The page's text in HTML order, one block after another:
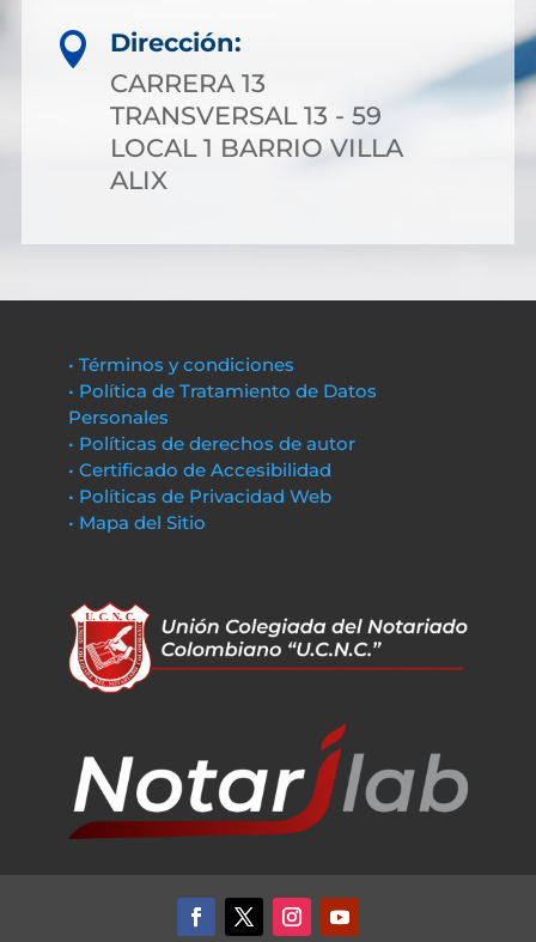

Dirección:
CARRERA 13
TRANSVERSAL 13 - 59
LOCAL 1 BARRIO VILLA
ALIX
• Términos y condiciones
• Política de Tratamiento de Datos
Personales
• Políticas de derechos de autor
• Certificado de Accesibilidad
• Políticas de Privacidad Web
• Mapa del Sitio